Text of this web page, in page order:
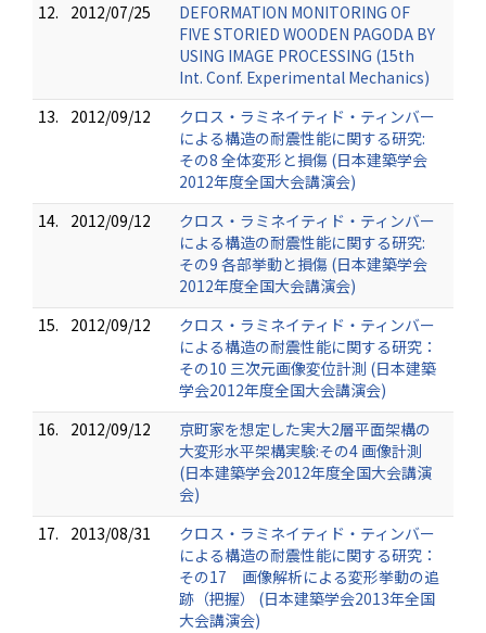
12.
2012/07/25
DEFORMATION MONITORING OF
FIVE STORIED WOODEN PAGODA BY
USING IMAGE PROCESSING (15th
Int. Conf. Experimental Mechanics)
13.
2012/09/12
クロス・ラミネイティド・ティンバー
による構造の耐震性能に関する研究:
その8 全体変形と損傷 (日本建築学会
2012年度全国大会講演会)
14.
2012/09/12
クロス・ラミネイティド・ティンバー
による構造の耐震性能に関する研究:
その9 各部挙動と損傷 (日本建築学会
2012年度全国大会講演会)
15.
2012/09/12
クロス・ラミネイティド・ティンバー
による構造の耐震性能に関する研究：
その10 三次元画像変位計測 (日本建築
学会2012年度全国大会講演会)
16.
2012/09/12
京町家を想定した実大2層平面架構の
大変形水平架構実験:その4 画像計測
(日本建築学会2012年度全国大会講演
会)
17.
2013/08/31
クロス・ラミネイティド・ティンバー
による構造の耐震性能に関する研究：
その17 画像解析による変形挙動の追
跡（把握） (日本建築学会2013年全国
大会講演会)